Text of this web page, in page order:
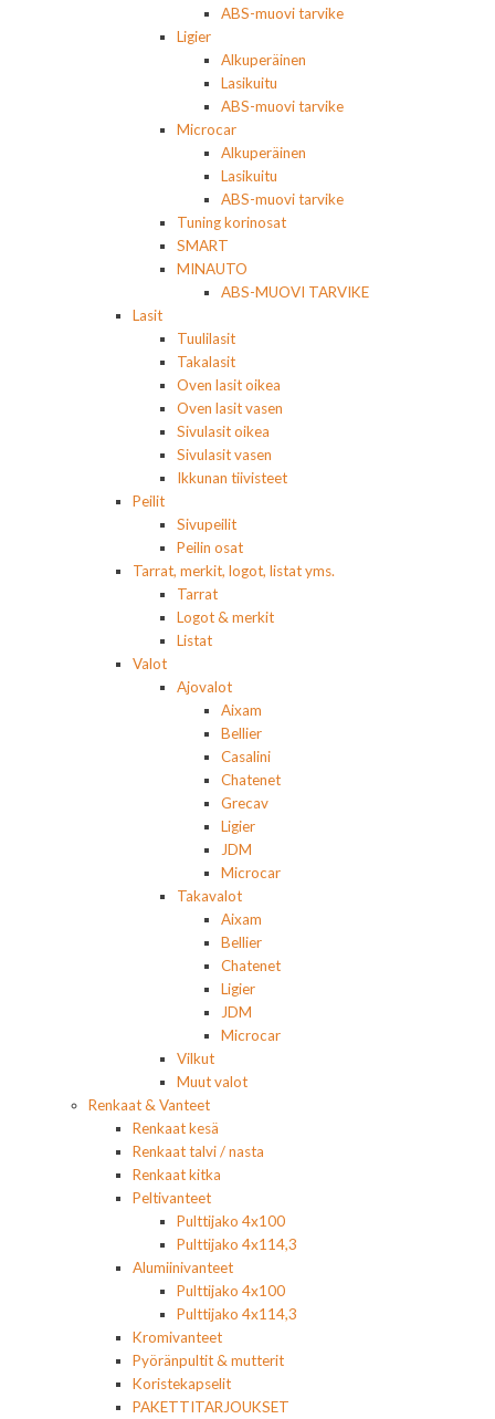
ABS-muovi tarvike
Ligier
Alkuperäinen
Lasikuitu
ABS-muovi tarvike
Microcar
Alkuperäinen
Lasikuitu
ABS-muovi tarvike
Tuning korinosat
SMART
MINAUTO
ABS-MUOVI TARVIKE
Lasit
Tuulilasit
Takalasit
Oven lasit oikea
Oven lasit vasen
Sivulasit oikea
Sivulasit vasen
Ikkunan tiivisteet
Peilit
Sivupeilit
Peilin osat
Tarrat, merkit, logot, listat yms.
Tarrat
Logot & merkit
Listat
Valot
Ajovalot
Aixam
Bellier
Casalini
Chatenet
Grecav
Ligier
JDM
Microcar
Takavalot
Aixam
Bellier
Chatenet
Ligier
JDM
Microcar
Vilkut
Muut valot
Renkaat & Vanteet
Renkaat kesä
Renkaat talvi / nasta
Renkaat kitka
Peltivanteet
Pulttijako 4x100
Pulttijako 4x114,3
Alumiinivanteet
Pulttijako 4x100
Pulttijako 4x114,3
Kromivanteet
Pyöränpultit & mutterit
Koristekapselit
PAKETTITARJOUKSET